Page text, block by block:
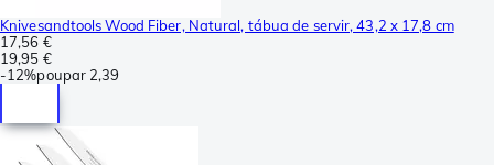
Knivesandtools Wood Fiber, Natural, tábua de servir, 43,2 x 17,8 cm
17,56 €
19,95 €
-12%poupar 2,39